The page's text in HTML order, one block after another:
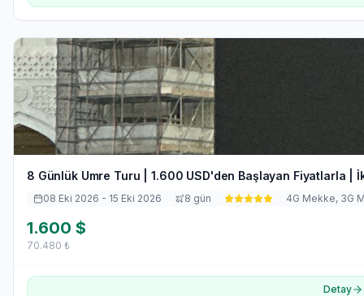
8 Günlük Umre Turu | 1.600 USD'den Başlayan Fiyatlarla |
08 Eki 2026 - 15 Eki 2026 8 gün 4G Mekke, 3G
1.600 $
70.480 ₺
Detay